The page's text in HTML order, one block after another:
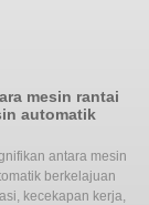
mesin rantai
automatik
antara mesin
berkelajuan
kecekapan kerja,